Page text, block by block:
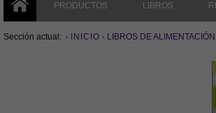
PRODUCTOS LIBROS
Sección actual: INICIO LIBROS DE ALIMENTACIÓN